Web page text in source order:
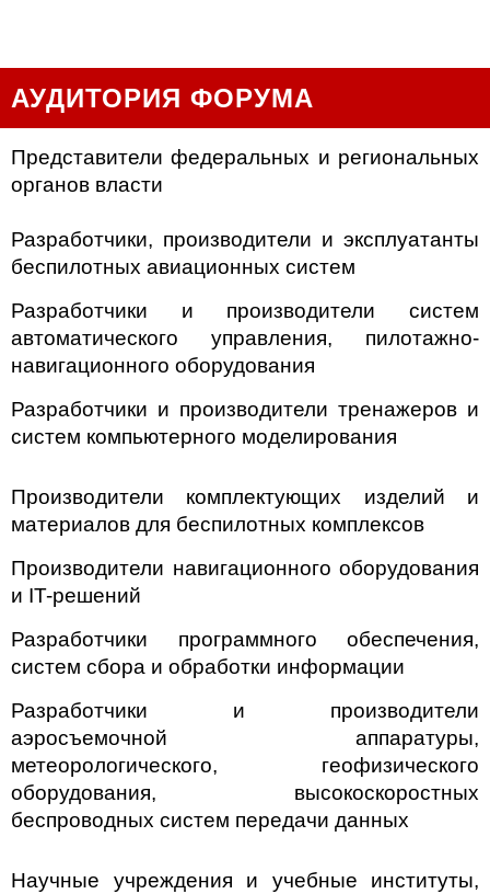
АУДИТОРИЯ ФОРУМА
Представители федеральных и региональных
органов власти
Разработчики, производители и эксплуатанты
беспилотных авиационных систем
Разработчики и производители систем
автоматического управления, пилотажно-
навигационного оборудования
Разработчики и производители тренажеров и
систем компьютерного моделирования
Производители комплектующих изделий и
материалов для беспилотных комплексов
Производители навигационного оборудования
и IT-решений
Разработчики программного обеспечения,
систем сбора и обработки информации
Разработчики и производители
аэросъемочной аппаратуры,
метеорологического, геофизического
оборудования, высокоскоростных
беспроводных систем передачи данных
Научные учреждения и учебные институты,